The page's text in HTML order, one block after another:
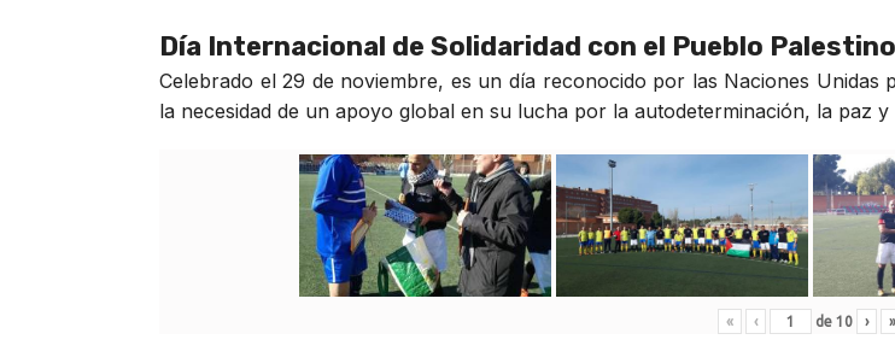
Día Internacional de Solidaridad con el Pueblo Palestino
Celebrado el 29 de noviembre, es un día reconocido por las Naciones
la necesidad de un apoyo global en su lucha por la autodeterminación, la paz y
« ‹ de 10 › »